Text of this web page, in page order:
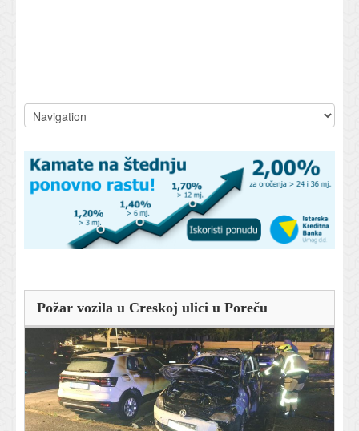
Požar vozila u Creskoj ulici u Poreču